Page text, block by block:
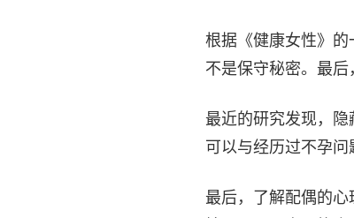
根据《健康女性》
不是保守秘密。最后
最近的研究发现，
可以与经历过不孕问
最后，了解配偶的